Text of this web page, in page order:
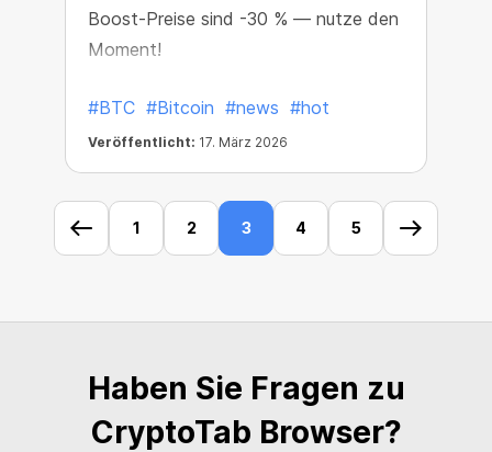
Boost-Preise sind -30 % — nutze den
Moment!
#BTC #Bitcoin #news #hot
Veröffentlicht: 17. März 2026
1 2 3 4 5
Haben Sie Fragen zu
CryptoTab Browser?